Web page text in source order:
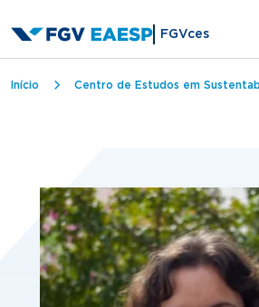
FGVces
Trilha de navegação
Início Centro de Estudos em